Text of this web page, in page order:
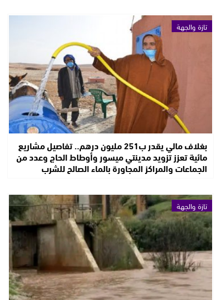
تازة والجهة
بغلاف مالي يقدر ب251 مليون درهم.. تفاصيل مشاريع
مائية تعزز تزويد مدينتي ميسور وأوطاط الحاج وعدد من
الجماعات والمراكز المجاورة بالماء الصالح للشرب
تازة والجهة